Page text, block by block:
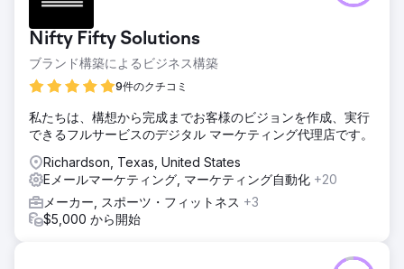
Nifty Fifty Solutions
ブランド構築によるビジネス構築
9件のクチコミ
私たちは、構想から完成までお客様のビジョンを作成、実行
できるフルサービスのデジタル マーケティング代理店です。
Richardson, Texas, United States
Eメールマーケティング, マーケティング自動化 +20
メーカー, スポーツ・フィットネス +3
$5,000 から開始